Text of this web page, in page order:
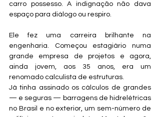
carro possesso. A indignação não dava
espaço para diálogo ou respiro.
Ele fez uma carreira brilhante na
engenharia. Começou estagiário numa
grande empresa de projetos e agora,
ainda jovem, aos 35 anos, era um
renomado calculista de estruturas.
Já tinha assinado os cálculos de grandes
— e seguras — barragens de hidrelétricas
no Brasil e no exterior, um sem-número de